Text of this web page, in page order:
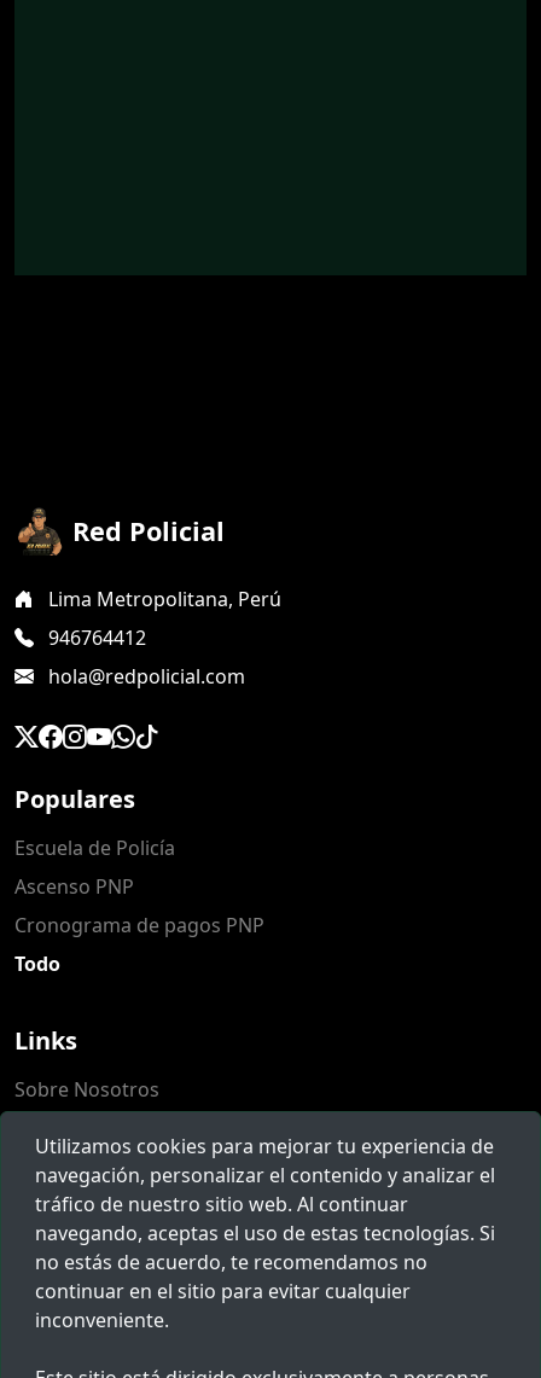
Red Policial
Lima Metropolitana, Perú
946764412
hola@redpolicial.com
Populares
Escuela de Policía
Ascenso PNP
Cronograma de pagos PNP
Todo
Links
Sobre Nosotros
Herramientas
Reclamos
Novedades
Suscríbete para recibir noticias, ofertas y mucho más.
Utilizamos cookies para mejorar tu experiencia de
navegación, personalizar el contenido y analizar el
tráfico de nuestro sitio web. Al continuar
navegando, aceptas el uso de estas tecnologías. Si
no estás de acuerdo, te recomendamos no
continuar en el sitio para evitar cualquier
inconveniente.